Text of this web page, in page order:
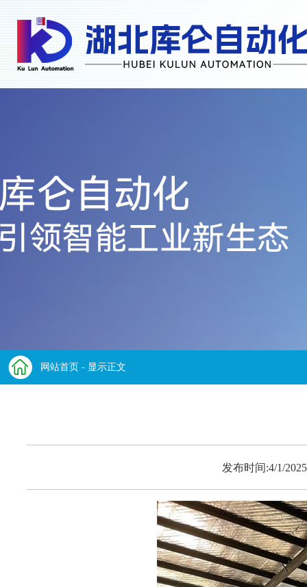
网站首页 - 显示正文
发布时间:4/1/